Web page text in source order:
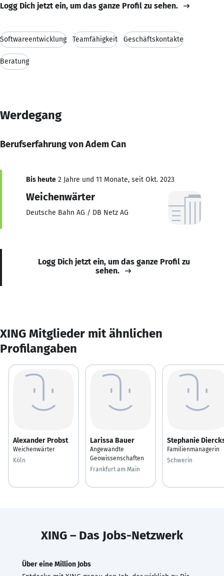
Logg Dich jetzt ein, um das ganze Profil zu sehen.
Softwareentwicklung Teamfähigkeit Geschäftskontakte
Beratung
Werdegang
Berufserfahrung von Adem Can
Bis heute 2 Jahre und 11 Monate, seit Okt. 2023
Weichenwärter
Deutsche Bahn AG / DB Netz AG
Logg Dich jetzt ein, um das ganze Profil zu
sehen.
XING Mitglieder mit ähnlichen
Profilangaben
Alexander Probst
Weichenwärter
Köln
Larissa Bauer
Angewandte
Geowissenschaften
Frankfurt am Main
Stephanie
Familienmanagerin
Schwerin
XING – Das Jobs-Netzwerk
Über eine Million Jobs